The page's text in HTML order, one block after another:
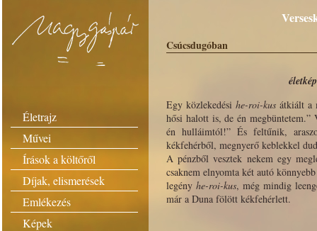
Életrajz
Művei
Írások a költőről
Díjak, elismerések
Emlékezés
Képek
Csúcsdugóban
Egy közlekedési he-roi-kus átkiált a
hősi halott is, de én
én hulláimtól!” És feltűnik,
kékfehérből, megnyerő keblekkel
A pénzből vesztek nekem egy
csaknem elnyomta két autó
legényhe-roi-kus, még mindig
már a Duna fölött kékfehérlett.